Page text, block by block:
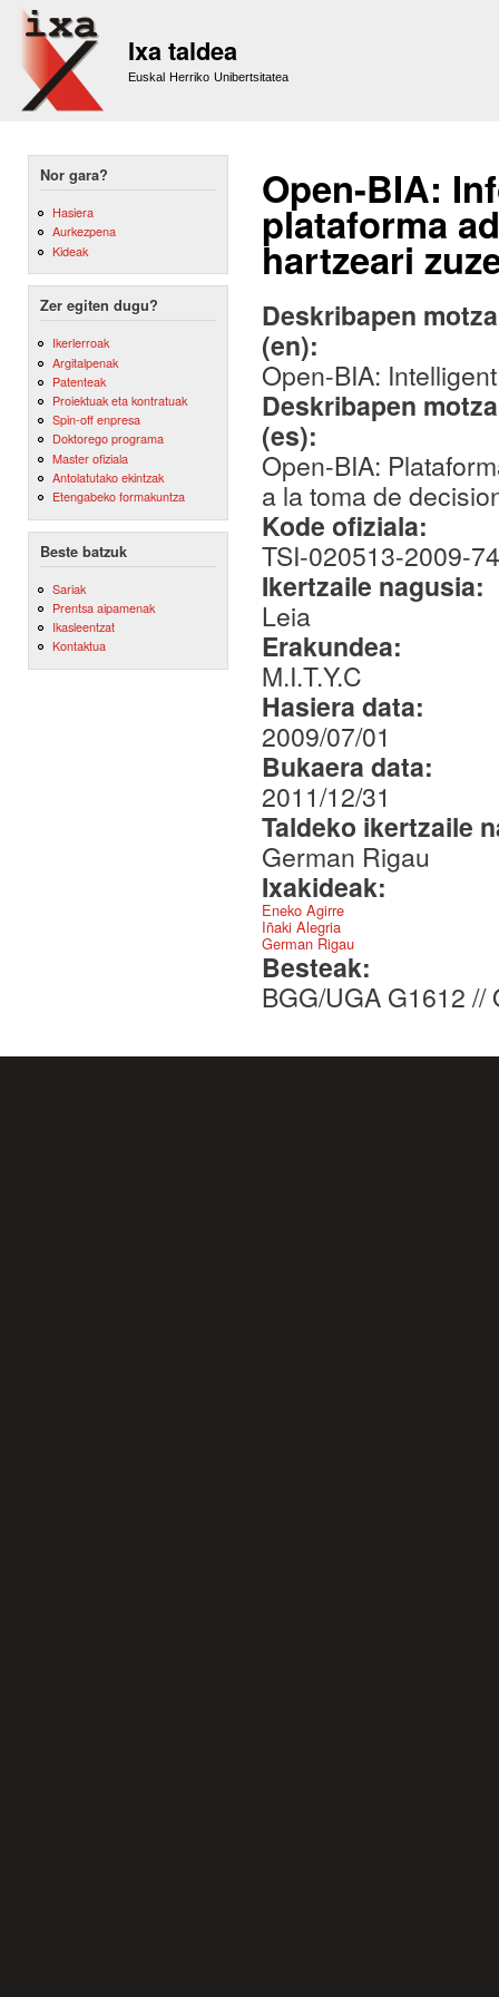
Ixa taldea
Euskal Herriko Unibertsitatea
Nor gara?
Hasiera
Aurkezpena
Kideak
Zer egiten dugu?
Ikerlerroak
Argitalpenak
Patenteak
Proiektuak eta kontratuak
Spin-off enpresa
Doktorego programa
Master ofiziala
Antolatutako ekintzak
Etengabeko formakuntza
Beste batzuk
Sariak
Prentsa aipamenak
Ikasleentzat
Kontaktua
Open-BIA:
plataforma
hartzeari
Deskribapen
(en):
Open-BIA:
Deskribapen
(es):
Open-BIA:
a la toma de
Kode ofiziala:
TSI-020513-2009-74
Ikertzaile nagusia:
Leia
Erakundea:
M.I.T.Y.C
Hasiera data:
2009/07/01
Bukaera data:
2011/12/31
Taldeko ikertzaile
German Rigau
Ixakideak:
Eneko Agirre
Iñaki Alegria
German Rigau
Besteak:
BGG/UGA G1612 //